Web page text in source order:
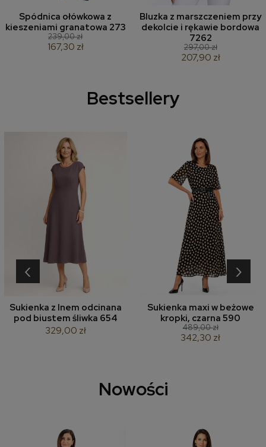
Spódnica ołówkowa z
kieszeniami granatowa 273
239,00 zł
167,30 zł
Bluzka z marszczeniem przy
dekolcie i rękawie bordowa
7262
297,00 zł
207,90 zł
Bestsellery
Sukienka z lnem odcinana
pod biustem śliwka 654
329,00 zł
Sukienka maxi w beżowe
kropki, czarna 590
489,00 zł
342,30 zł
‹ ›
Nowości